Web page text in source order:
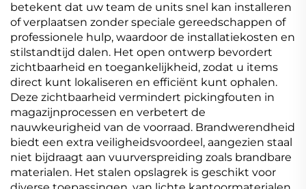
betekent dat uw team de units snel kan installeren
of verplaatsen zonder speciale gereedschappen of
professionele hulp, waardoor de installatiekosten en
stilstandtijd dalen. Het open ontwerp bevordert
zichtbaarheid en toegankelijkheid, zodat u items
direct kunt lokaliseren en efficiënt kunt ophalen.
Deze zichtbaarheid vermindert pickingfouten in
magazijnprocessen en verbetert de
nauwkeurigheid van de voorraad. Brandwerendheid
biedt een extra veiligheidsvoordeel, aangezien staal
niet bijdraagt aan vuurverspreiding zoals brandbare
materialen. Het stalen opslagrek is geschikt voor